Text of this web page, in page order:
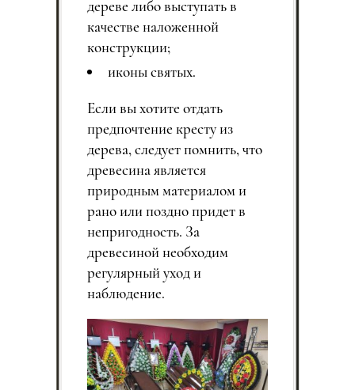
дереве либо выступать в
качестве наложенной
конструкции;
иконы святых.
Если вы хотите отдать
предпочтение кресту из
дерева, следует помнить, что
древесина является
природным материалом и
рано или поздно придет в
непригодность. За
древесиной необходим
регулярный уход и
наблюдение.